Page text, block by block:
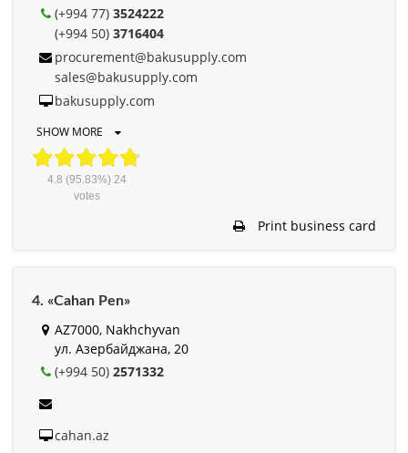
(+994 77) 3524222
(+994 50) 3716404
procurement@bakusupply.com
sales@bakusupply.com
bakusupply.com
SHOW MORE
4.8 (95.83%) 24
votes
Print business card
4. «Cahan Pen»
AZ7000, Nakhchyvan
ул. Азербайджана, 20
(+994 50) 2571332
cahan.az